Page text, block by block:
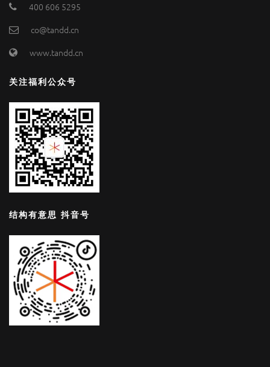
400 606 5295
co@tandd.cn
www.tandd.cn
关注福利公众号
结构有意思 抖音号